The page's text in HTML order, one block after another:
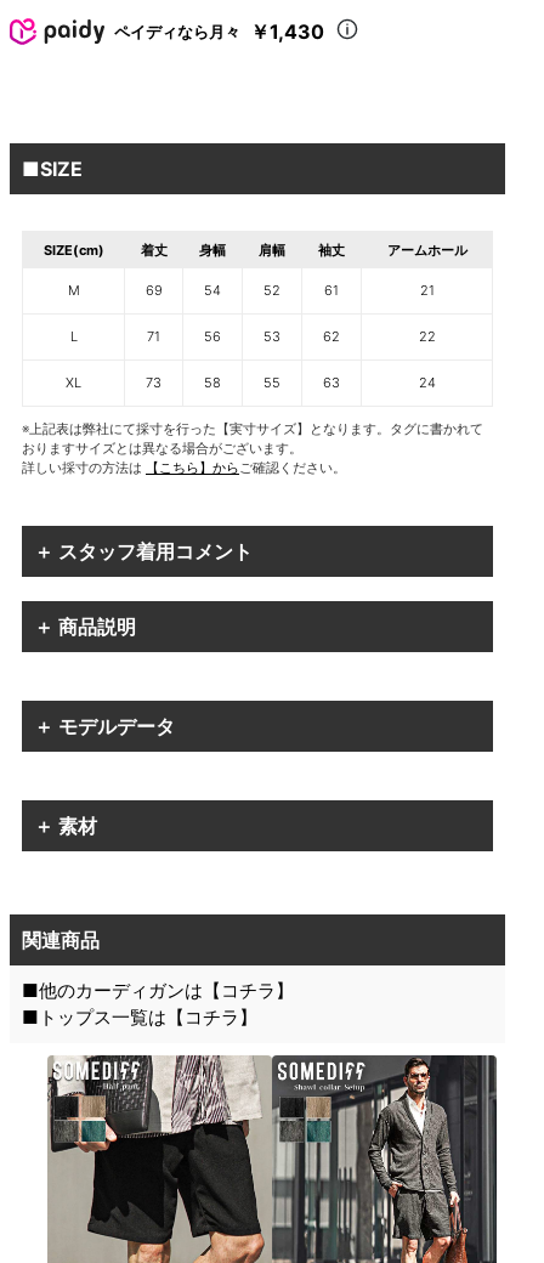
ペイディなら月々 ￥1,430
■SIZE
SIZE(cm) 着丈 身幅 肩幅 袖丈 アームホール
M 69 54 52 61 21
L 71 56 53 62 22
XL 73 58 55 63 24
※上記表は弊社にて採寸を行った【実寸サイズ】となります。タグに書かれて
おりますサイズとは異なる場合がございます。
詳しい採寸の方法は
【こちら】からご確認ください。
＋ スタッフ着用コメント
＋ 商品説明
＋ モデルデータ
＋ 素材
関連商品
■他のカーディガンは【 コチラ 】
■トップス一覧は【 コチラ 】